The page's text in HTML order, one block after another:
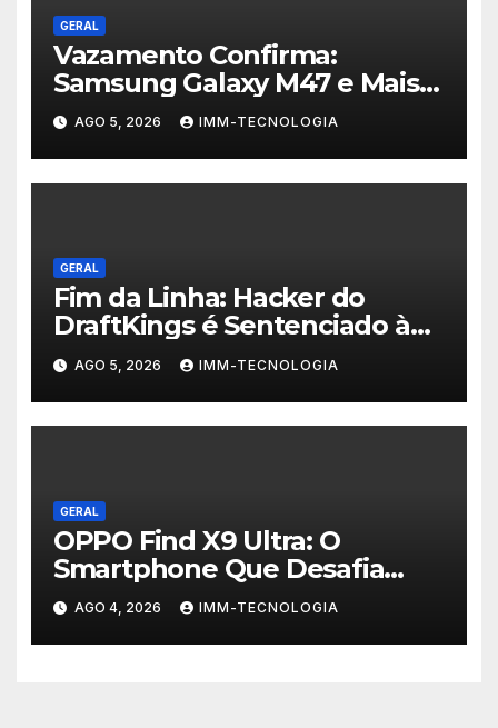
GERAL
Vazamento Confirma:
Samsung Galaxy M47 e Mais
Dois Dispositivos a Caminho!
AGO 5, 2026 IMM-TECNOLOGIA
GERAL
Fim da Linha: Hacker do
DraftKings é Sentenciado à
Prisão por Esquema
Milionário de Contas
Roubadas
AGO 5, 2026 IMM-TECNOLOGIA
GERAL
OPPO Find X9 Ultra: O
Smartphone Que Desafia
Câmeras Profissionais com
200MP e Tecnologia
Hasselblad
AGO 4, 2026 IMM-TECNOLOGIA